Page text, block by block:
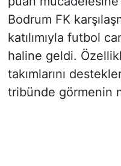
Bodrum FK
katılımıyla futbol
haline geldi.
takımlarını
tribünde görmenin